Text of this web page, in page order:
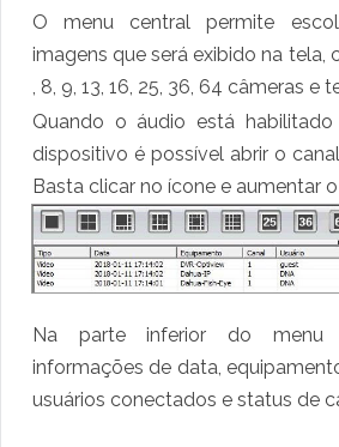
O menu central permite
imagens que será exibido na tela,
, 8, 9, 13, 16, 25, 36, 64 câmeras e
Quando o áudio está
dispositivo é possível abrir o
Basta clicar no ícone e aumentar
Na parte inferior do menu
informações de data,
usuários conectados e status de